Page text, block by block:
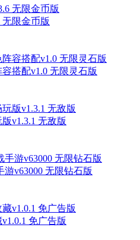
限金币版
搭配v1.0 无限灵石版
v1.3.1 无敌版
v63000 无限钻石版
免广告版